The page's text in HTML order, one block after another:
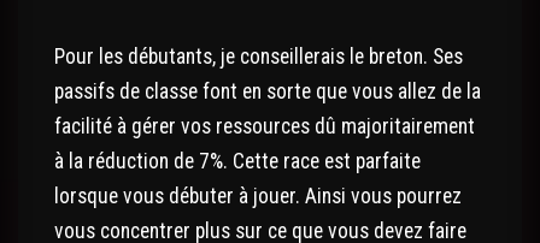
Pour les débutants, je conseillerais le breton. Ses
passifs de classe font en sorte que vous allez de la
facilité à gérer vos ressources dû majoritairement
à la réduction de 7%. Cette race est parfaite
lorsque vous débuter à jouer. Ainsi vous pourrez
vous concentrer plus sur ce que vous devez faire